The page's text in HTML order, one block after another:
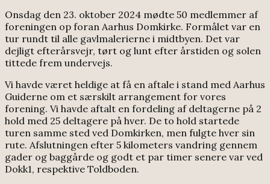
Onsdag den 23. oktober 2024 mødte 50 medlemmer af
foreningen op foran Aarhus Domkirke. Formålet var en
tur rundt til alle gavlmalerierne i midtbyen. Det var
dejligt efterårsvejr, tørt og lunt efter årstiden og solen
tittede frem undervejs.
Vi havde været heldige at få en aftale i stand med Aarhus
Guiderne om et særskilt arrangement for vores
forening. Vi havde aftalt en fordeling af deltagerne på 2
hold med 25 deltagere på hver. De to hold startede
turen samme sted ved Domkirken, men fulgte hver sin
rute. Afslutningen efter 5 kilometers vandring gennem
gader og baggårde og godt et par timer senere var ved
Dokk1, respektive Toldboden.